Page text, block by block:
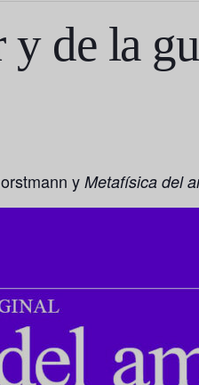
de la
yMetafísica del